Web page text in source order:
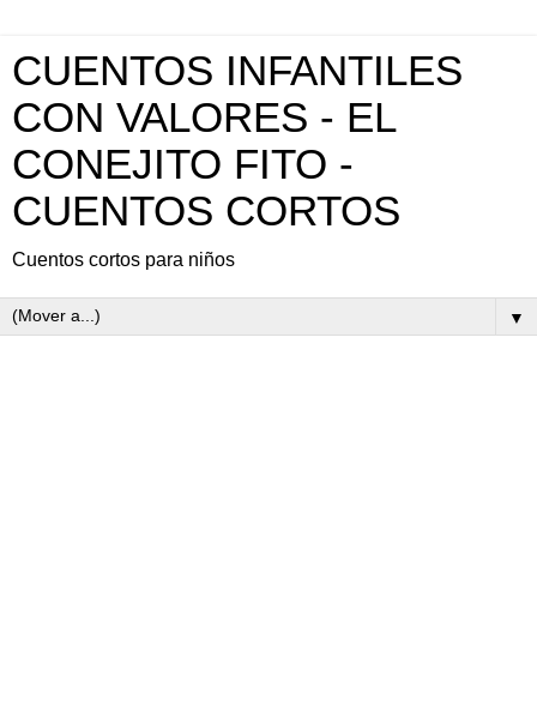
CUENTOS INFANTILES
CON VALORES - EL
CONEJITO FITO -
CUENTOS CORTOS
Cuentos cortos para niños
▼